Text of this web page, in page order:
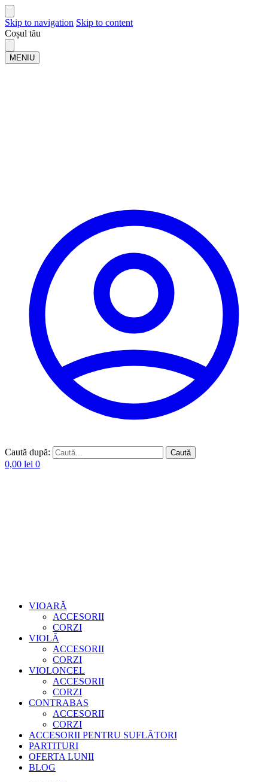
Skip to navigation Skip to content
Coșul tău
MENIU
Caută după: Caută
0,00 lei 0
VIOARĂ
ACCESORII
CORZI
VIOLĂ
ACCESORII
CORZI
VIOLONCEL
ACCESORII
CORZI
CONTRABAS
ACCESORII
CORZI
ACCESORII PENTRU SUFLĂTORI
PARTITURI
OFERTA LUNII
BLOG